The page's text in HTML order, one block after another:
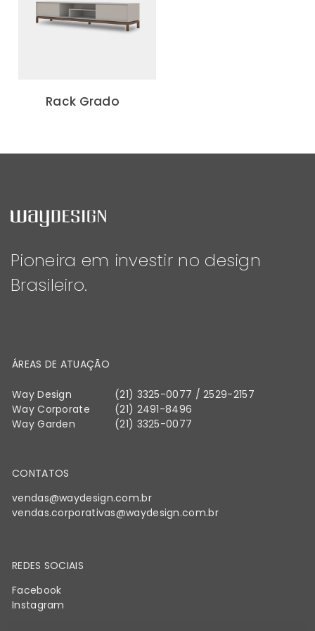
Rack Grado
Pioneira em investir no design
Brasileiro.
ÁREAS DE ATUAÇÃO
Way Design
Way Corporate
Way Garden
(21) 3325-0077 / 2529-2157
(21) 2491-8496
(21) 3325-0077
CONTATOS
vendas@waydesign.com.br
vendas.corporativas@waydesign.com.br
REDES SOCIAIS
Facebook
Instagram